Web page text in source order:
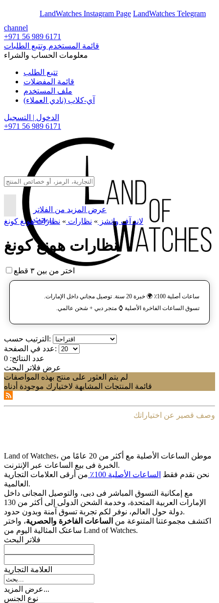
LandWatches Instagram Page LandWatches Telegram
channel
+971 56 989 6171
قائمة المستخدم وتتبع الطلبات
معلومات الحساب والشراء
تتبع الطلب
قائمة المفضلات
ملف المستخدم
آي-كلاب (نادي العملاء)
الدخول | التسجيل
+971 56 989 6171
عرض المزيد من الفلاتر
بحث...
لاند آف واتشز » نظارات » نظارات هونغ كونغ
نظارات هونغ كونغ
اختر من بين ٣ قطع
ساعات أصلية 100٪ 🌍 خبرة 20 سنة. توصيل مجاني داخل الإمارات.
تسوق الساعات الفاخرة الأصلية ⌚️ متجر دبي + شحن عالمي.
الترتيب حسب:
عدد في الصفحة:
عدد النتائج: 0
عرض فلاتر البحث
لم يتم العثور على منتج بهذه المواصفات
قائمة المنتجات المشابهة لاختيارك موجودة أدناه
وصف قصير عن اختياراتك
Land of Watches، موطن الساعات الأصلیة مع أکثر من 20 عامًا من
الخبرة فی بیع الساعات عبر الإنترنت.
نحن نقدم فقط الساعات الأصلیة 100٪
من أرقى العلامات التجاریة
العالمیة.
مع إمکانیة التسوق المباشر فی دبی، والتوصیل المجانی داخل
الإمارات العربیة المتحدة، وخدمة الشحن الدولی إلى أکثر من 130
دولة حول العالم، نوفر لکم تجربة تسوق آمنة وبدون حدود.
اکتشف مجموعتنا المتنوعة من الساعات الفاخرة والحصریة، واختر
ساعتک المثالیة الیوم من Land of Watches.
فلاتر البحث
العلامة التجارية
عرض المزيد...
نوع الجنس